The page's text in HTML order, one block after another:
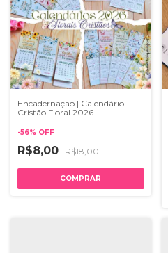
Encadernação | Calendário
Cristão Floral 2026
-56% OFF
R$8,00 R$18,00